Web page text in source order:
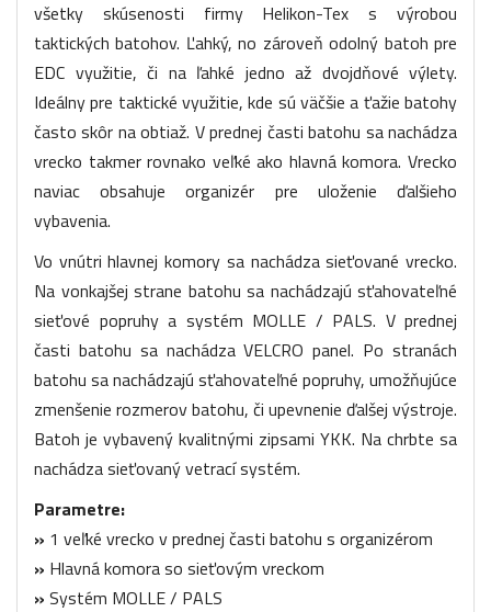
všetky skúsenosti firmy Helikon-Tex s výrobou
taktických batohov. Ľahký, no zároveň odolný batoh pre
EDC využitie, či na ľahké jedno až dvojdňové výlety.
Ideálny pre taktické využitie, kde sú väčšie a ťažie batohy
často skôr na obtiaž. V prednej časti batohu sa nachádza
vrecko takmer rovnako veľké ako hlavná komora. Vrecko
naviac obsahuje organizér pre uloženie ďalšieho
vybavenia.
Vo vnútri hlavnej komory sa nachádza sieťované vrecko.
Na vonkajšej strane batohu sa nachádzajú sťahovateľné
sieťové popruhy a systém MOLLE / PALS. V prednej
časti batohu sa nachádza VELCRO panel. Po stranách
batohu sa nachádzajú sťahovateľné popruhy, umožňujúce
zmenšenie rozmerov batohu, či upevnenie ďalšej výstroje.
Batoh je vybavený kvalitnými zipsami YKK. Na chrbte sa
nachádza sieťovaný vetrací systém.
Parametre:
» 1 veľké vrecko v prednej časti batohu s organizérom
» Hlavná komora so sieťovým vreckom
» Systém MOLLE / PALS